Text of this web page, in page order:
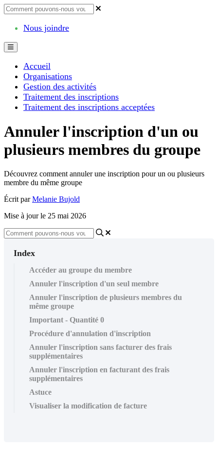
Nous joindre
Accueil
Organisations
Gestion des activités
Traitement des inscriptions
Traitement des inscriptions acceptées
Annuler l'inscription d'un ou
plusieurs membres du groupe
Découvrez comment annuler une inscription pour un ou plusieurs
membre du même groupe
Écrit parMelanie Bujold
Mise à jour le 25 mai 2026
Index
Accéder au groupe du membre
Annuler l'inscription d'un seul membre
Annuler l'inscription de plusieurs membres du
même groupe
Important - Quantité 0
Procédure d'annulation d'inscription
Annuler l'inscription sans facturer des frais
supplémentaires
Annuler l'inscription en facturant des frais
supplémentaires
Astuce
Visualiser la modification de facture